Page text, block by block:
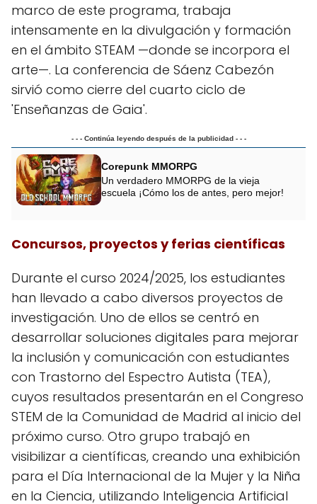
marco de este programa, trabaja
intensamente en la divulgación y formación
en el ámbito STEAM —donde se incorpora el
arte—. La conferencia de Sáenz Cabezón
sirvió como cierre del cuarto ciclo de
'Enseñanzas de Gaia'.
- - - Continúa leyendo después de la publicidad - - -
Corepunk MMORPG
Un verdadero MMORPG de la vieja
escuela ¡Cómo los de antes, pero mejor!
Concursos, proyectos y ferias científicas
Durante el curso 2024/2025, los estudiantes
han llevado a cabo diversos proyectos de
investigación. Uno de ellos se centró en
desarrollar soluciones digitales para mejorar
la inclusión y comunicación con estudiantes
con Trastorno del Espectro Autista (TEA),
cuyos resultados presentarán en el Congreso
STEM de la Comunidad de Madrid al inicio del
próximo curso. Otro grupo trabajó en
visibilizar a científicas, creando una exhibición
para el Día Internacional de la Mujer y la Niña
en la Ciencia, utilizando Inteligencia Artificial